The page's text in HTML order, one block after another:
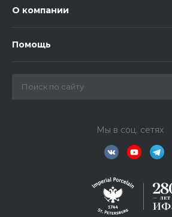
О компании
Помощь
Мы в соц. сетях